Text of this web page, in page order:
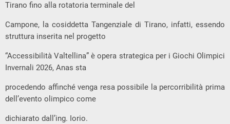
Tirano fino alla rotatoria terminale del
Campone, la cosiddetta Tangenziale di Tirano, infatti, essendo
struttura inserita nel progetto
“Accessibilità Valtellina” è opera strategica per i Giochi Olimpici
Invernali 2026, Anas sta
procedendo affinché venga resa possibile la percorribilità prima
dell’evento olimpico come
dichiarato dall’ing. Iorio.